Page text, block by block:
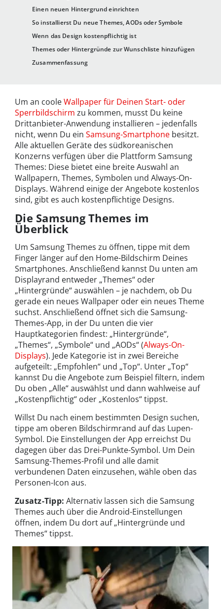
Einen neuen Hintergrund einrichten
So installierst Du neue Themes, AODs oder Symbole
Wenn das Design kostenpflichtig ist
Themes oder Hintergründe zur Wunschliste hinzufügen
Zusammenfassung
Um an cooleWallpaper für Deinen Start- oder
Sperrbildschirm zu kommen, musst Du keine
Drittanbieter-Anwendung installieren – jedenfalls
nicht, wenn Du ein Samsung-Smartphone besitzt.
Alle aktuellen Geräte des südkoreanischen
Konzerns verfügen über die Plattform Samsung
Themes: Diese bietet eine breite Auswahl an
Wallpapern, Themes, Symbolen und Always-On-
Displays. Während einige der Angebote kostenlos
sind, gibt es auch kostenpflichtige Designs.
Die Samsung Themes im
Überblick
Um Samsung Themes zu öffnen, tippe mit dem
Finger länger auf den Home-Bildschirm Deines
Smartphones. Anschließend kannst Du unten am
Displayrand entweder „Themes“ oder
„Hintergründe“ auswählen – je nachdem, ob Du
gerade ein neues Wallpaper oder ein neues Theme
suchst. Anschließend öffnet sich die Samsung-
Themes-App, in der Du unten die vier
Hauptkategorien findest: „Hintergründe“,
„Themes“, „Symbole“ und „AODs“ (Always-On-
Displays). Jede Kategorie ist in zwei Bereiche
aufgeteilt: „Empfohlen“ und „Top“. Unter „Top“
kannst Du die Angebote zum Beispiel filtern, indem
Du oben „Alle“ auswählst und dann wahlweise auf
„Kostenpflichtig“ oder „Kostenlos“ tippst.
Willst Du nach einem bestimmten Design suchen,
tippe am oberen Bildschirmrand auf das Lupen-
Symbol. Die Einstellungen der App erreichst Du
dagegen über das Drei-Punkte-Symbol. Um Dein
Samsung-Themes-Profil und alle damit
verbundenen Daten einzusehen, wähle oben das
Personen-Icon aus.
Zusatz-Tipp: Alternativ lassen sich die Samsung
Themes auch über die Android-Einstellungen
öffnen, indem Du dort auf „Hintergründe und
Themes“ tippst.